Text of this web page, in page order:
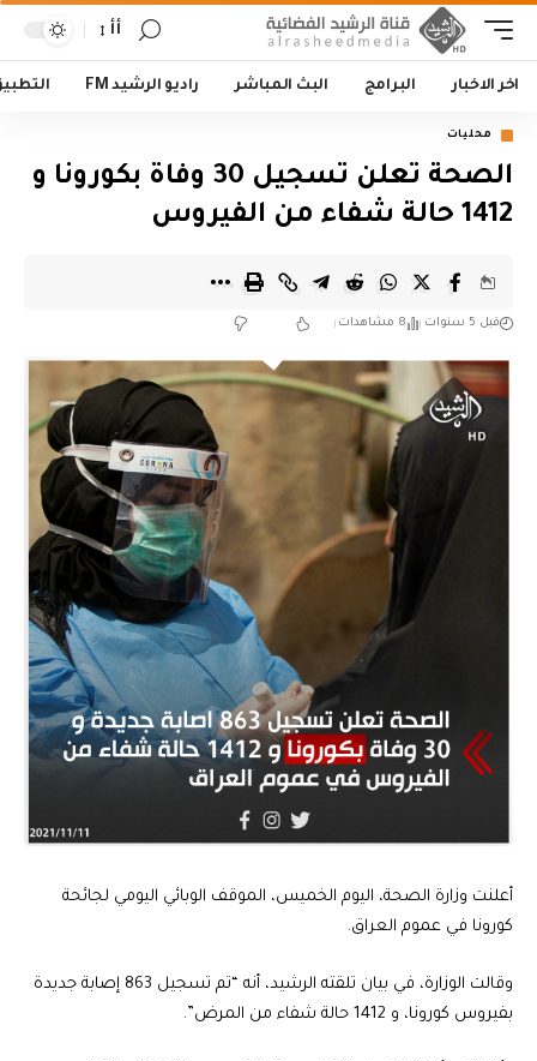
أأ
اخر الاخبار البرامج البث المباشر راديو الرشيد FM
محليات
الصحة تعلن تسجيل 30 وفاة بكورونا و
1412 حالة شفاء من الفيروس
قبل 5 سنوات 8 مشاهدات
أعلنت وزارة الصحة، اليوم الخميس، الموقف الوبائي اليومي لجائحة
كورونا في عموم العراق.
وقالت الوزارة، في بيان تلقته الرشيد، أنه “تم تسجيل 863 إصابة جديدة
بفيروس كورونا، و 1412 حالة شفاء من المرض”.